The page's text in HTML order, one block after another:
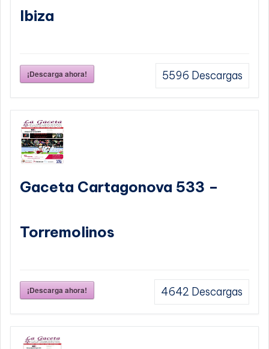
Ibiza
¡Descarga ahora! 5596 Descargas
Gaceta Cartagonova 533 –
Torremolinos
¡Descarga ahora! 4642 Descargas